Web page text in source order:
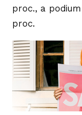
proc., a
proc.